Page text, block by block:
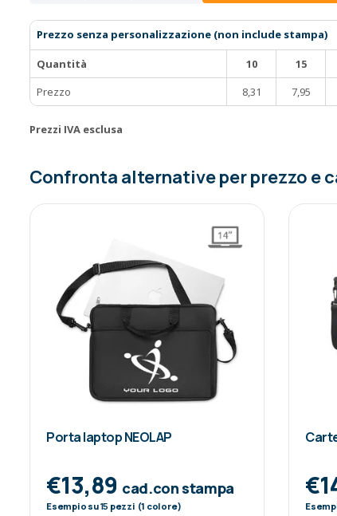
Prezzo senza personalizzazione (non include stampa)
Quantità
10 15
Prezzo
8,31 7,95
Prezzi IVA esclusa
Confronta alternative per prezzo e
Porta laptop NEOLAP
€13,89 cad.con stampa
Esempio su15 pezzi (1 colore)